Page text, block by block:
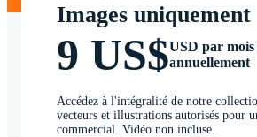
Images uniquement
9 US$USD par
annuellement
Accédez à l'intégralité de notre
vecteurs et illustrations autorisés pour
commercial. Vidéo non incluse.